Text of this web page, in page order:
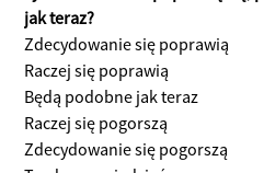
jak teraz?
Zdecydowanie się poprawią
Raczej się poprawią
Będą podobne jak teraz
Raczej się pogorszą
Zdecydowanie się pogorszą